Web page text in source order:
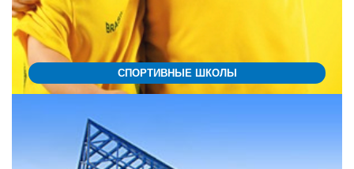
СПОРТИВНЫЕ ШКОЛЫ